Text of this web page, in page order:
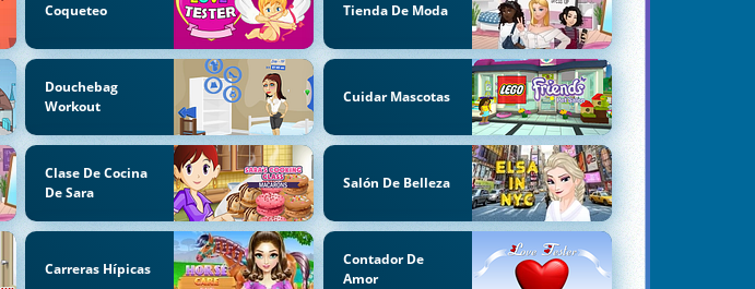
Coqueteo Tienda De Moda
Douchebag
Workout
Cuidar Mascotas
Clase De Cocina
De Sara
Salón De Belleza
Carreras Hípicas
Contador De
Amor